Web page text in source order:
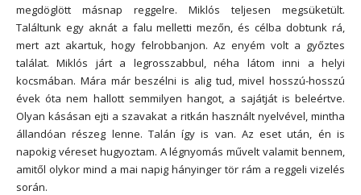
megdöglött másnap reggelre. Miklós teljesen megsüketült.
Találtunk egy aknát a falu melletti mezőn, és célba dobtunk rá,
mert azt akartuk, hogy felrobbanjon. Az enyém volt a győztes
találat. Miklós járt a legrosszabbul, néha látom inni a helyi
kocsmában. Mára már beszélni is alig tud, mivel hosszú-hosszú
évek óta nem hallott semmilyen hangot, a sajátját is beleértve.
Olyan kásásan ejti a szavakat a ritkán használt nyelvével, mintha
állandóan részeg lenne. Talán így is van. Az eset után, én is
napokig véreset hugyoztam. A légnyomás művelt valamit bennem,
amitől olykor mind a mai napig hányinger tör rám a reggeli vizelés
során.